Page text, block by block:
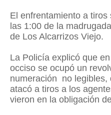
El enfrentamiento a
las 1:00 de la
de Los Alcarrizos Viejo.
La Policía explicó que
occiso se ocupó un
numeración no legibles,
atacó a tiros a los
vieron en la obligación